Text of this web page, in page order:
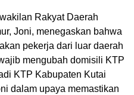
Rakyat Daerah
Joni, menegaskan bahwa
pekerja dari luar daerah
mengubah domisili KTP
KTP Kabupaten Kutai
dalam upaya memastikan